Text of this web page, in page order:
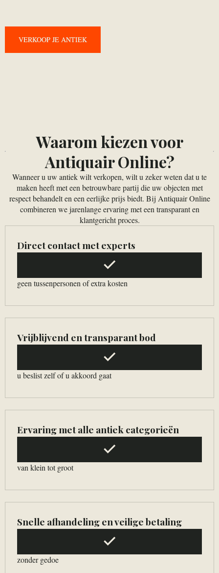
VERKOOP JE ANTIEK
VERKOOP JE ANTIEK
Waarom kiezen voor
Antiquair Online?
Wanneer u uw antiek wilt verkopen, wilt u zeker weten dat u te
maken heeft met een betrouwbare partij die uw objecten met
respect behandelt en een eerlijke prijs biedt. Bij Antiquair Online
combineren we jarenlange ervaring met een transparant en
klantgericht proces.
Direct contact met experts
geen tussenpersonen of extra kosten
Vrijblijvend en transparant bod
u beslist zelf of u akkoord gaat
Ervaring met alle antiek categorieën
van klein tot groot
Snelle afhandeling en veilige betaling
zonder gedoe